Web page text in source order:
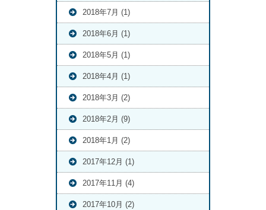
2018年7月 (1)
2018年6月 (1)
2018年5月 (1)
2018年4月 (1)
2018年3月 (2)
2018年2月 (9)
2018年1月 (2)
2017年12月 (1)
2017年11月 (4)
2017年10月 (2)